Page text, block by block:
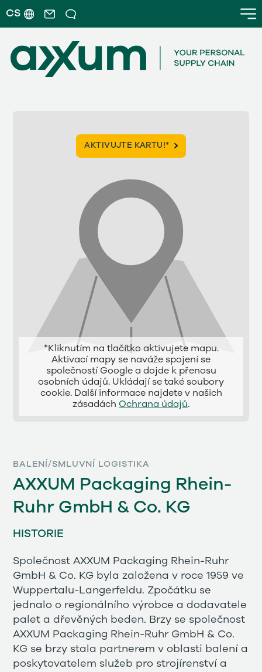
CS
AKTIVUJTE KARTU!*
*Kliknutím na tlačítko aktivujete mapu.
Aktivací mapy se naváže spojení se
společností Google a dojde k přenosu
osobních údajů. Ukládají se také soubory
cookie. Další informace najdete v našich
zásadách Ochrana údajů.
BALENÍ/SMLUVNÍ LOGISTIKA
AXXUM Packaging Rhein-
Ruhr GmbH & Co. KG
HISTORIE
Společnost AXXUM Packaging Rhein-Ruhr
GmbH & Co. KG byla založena v roce 1959 ve
Wuppertalu-Langerfeldu. Zpočátku se
jednalo o regionálního výrobce a dodavatele
palet a dřevěných beden. Brzy se společnost
AXXUM Packaging Rhein-Ruhr GmbH & Co.
KG se brzy stala partnerem v oblasti balení a
poskytovatelem služeb pro strojírenství a